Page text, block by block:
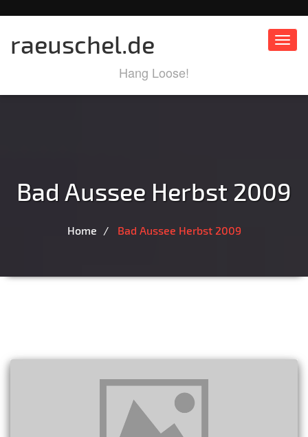
raeuschel.de
Hang Loose!
Bad Aussee Herbst 2009
Home Bad Aussee Herbst 2009